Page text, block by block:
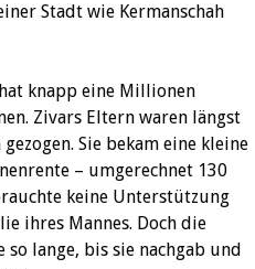
Stadt wie Kermanschah
knapp eine Millionen
Zivars Eltern waren längst
gezogen. Sie bekam eine kleine
– umgerechnet 130
keine Unterstützung
ihres Mannes. Doch die
so lange, bis sie nachgab und